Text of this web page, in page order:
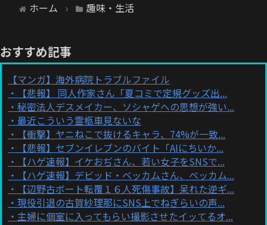
ホーム 趣味・生活
おすすめ記事
【マンガ】海外病院トラブルファイル
【悲報】 同人作家さん「夏コミで定規グッズ出...
秘密法人デスメイカー、ソシャゲへの思想が強い...
最近こういう霊柩車見ないな
【衝撃】ヤニねこで抜けるキャラ、74%が一致...
【悲報】セブンイレブンのバイト「AIにちいか...
【ハゲ速報】イケおぢさん、若い女子をSNSで...
【ハゲ速報】デビッド・ベッカムさん、ベッカム...
【辺野古ボート転覆１６人死傷事故】呆れた逆ギ...
現役引退の古賀紗理那にSNS上でねぎらいの声...
主婦に個室に入ってもらい撮影させたイッてるオ...